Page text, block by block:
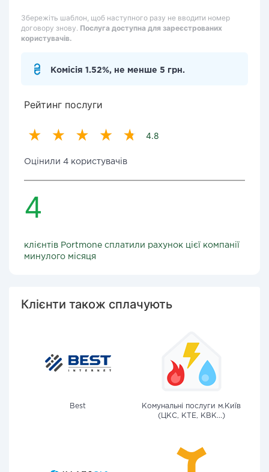
Збережіть шаблон, щоб наступного разу не вводити номер
договору знову. Послуга доступна для зареєстрованих
користувачів.
Комісія 1.52%, не менше 5 грн.
Рейтинг послуги
4.8
Оцінили 4 користувачів
4
клієнтів Portmone сплатили рахунок цієї компанії
минулого місяця
Клієнти також сплачують
Best
Комунальні послуги м.Київ
(ЦКС, КТЕ, КВК...)